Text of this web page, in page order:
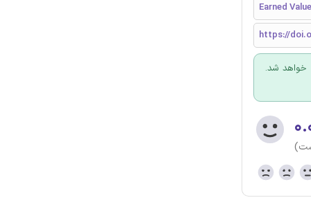
Earned
https://
خواهد شد.